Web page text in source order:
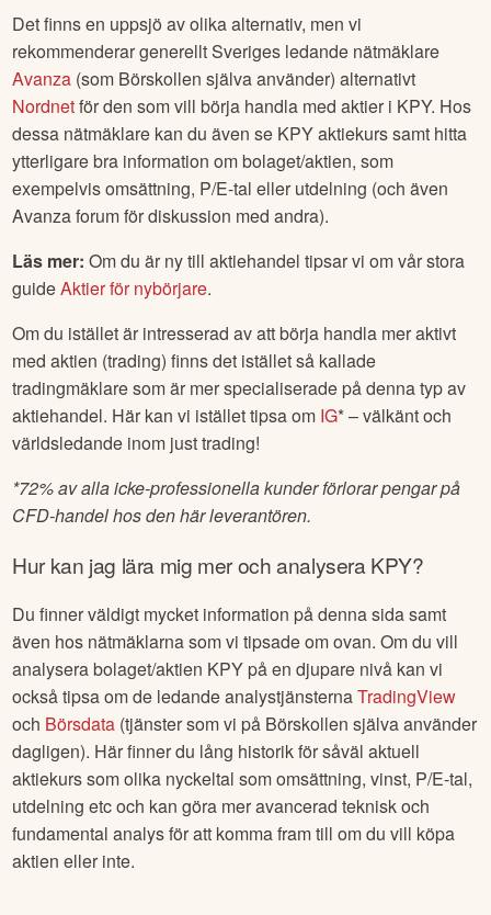
Det finns en uppsjö av olika alternativ, men vi
rekommenderar generellt Sveriges ledande nätmäklare
Avanza (som Börskollen själva använder) alternativt
Nordnetför den som vill börja handla med aktier i KPY. Hos
dessa nätmäklare kan du även se KPYaktiekurs samt hitta
ytterligare bra information om bolaget/aktien, som
exempelvis omsättning, P/E-tal eller utdelning (och även
Avanza forum för diskussion med andra).
Läs mer: Om du är ny till aktiehandel tipsar vi om vår stora
guideAktier för nybörjare.
Om du istället är intresserad av att börja handla mer aktivt
med aktien (trading) finns det istället så kallade
tradingmäklare som är mer specialiserade på denna typ av
aktiehandel. Här kan vi istället tipsa om IG* – välkänt och
världsledande inom just trading!
*72% av alla icke-professionella kunder förlorar pengar på
CFD-handel hos den här leverantören.
Hur kan jag lära mig mer och analyseraKPY?
Du finner väldigt mycket information på denna sida samt
även hos nätmäklarna som vi tipsade om ovan. Om du vill
analysera bolaget/aktien KPY på en djupare nivå kan vi
också tipsa om de ledande analystjänsternaTradingView
och Börsdata (tjänster som vi på Börskollen själva använder
dagligen). Här finner du lång historik för såväl aktuell
aktiekurs som olika nyckeltal som omsättning, vinst, P/E-tal,
utdelning etc och kan göra mer avancerad teknisk och
fundamental analys för att komma fram till om du vill köpa
aktien eller inte.